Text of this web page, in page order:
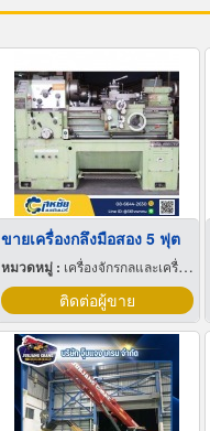
ขายเครื่องกลึงมือสอง 5 ฟุต
หมวดหมู่ : เครื่องจักรกลและเครื่องมือกล
ติดต่อผู้ขาย